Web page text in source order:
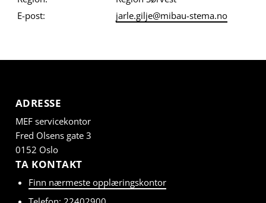
E-post:
jarle.gilje@mibau-stema.no
ADRESSE
MEF servicekontor
Fred Olsens gate 3
0152 Oslo
TA KONTAKT
Finn nærmeste opplæringskontor